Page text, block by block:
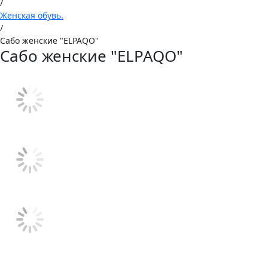
/
Женская обувь.
/
Сабо женские "ELPAQO"
Сабо женские "ELPAQO"